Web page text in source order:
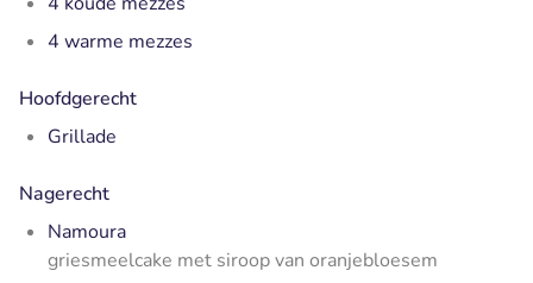
4 warme mezzes
Hoofdgerecht
Grillade
Nagerecht
Namoura
griesmeelcake met siroop van oranjebloesem